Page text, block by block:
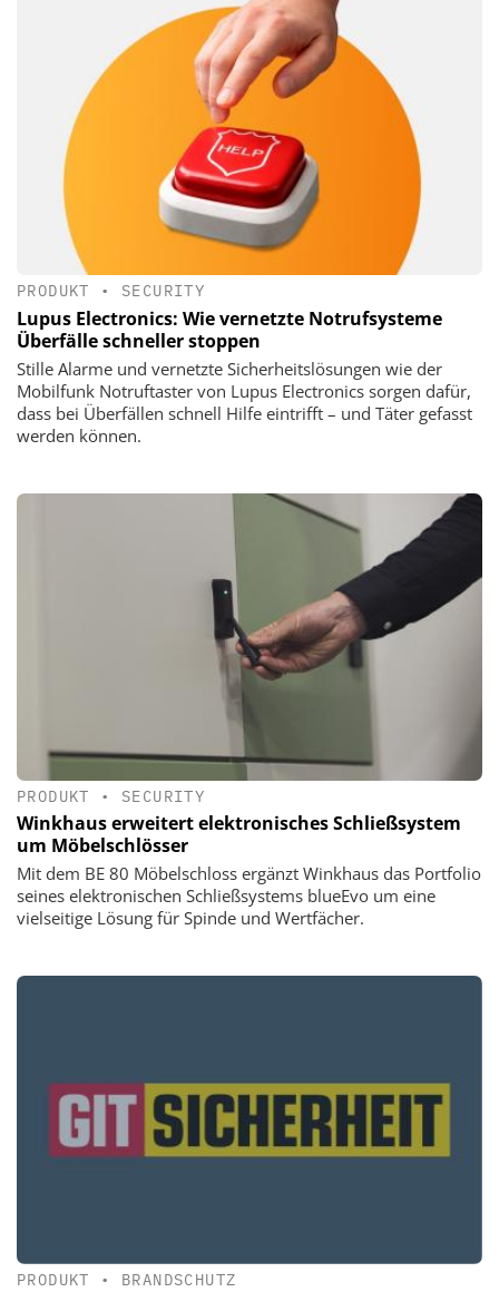
PRODUKT • SECURITY
Lupus Electronics: Wie vernetzte Notrufsysteme
Überfälle schneller stoppen
Stille Alarme und vernetzte Sicherheitslösungen wie der
Mobilfunk Notruftaster von Lupus Electronics sorgen dafür,
dass bei Überfällen schnell Hilfe eintrifft – und Täter gefasst
werden können.
PRODUKT • SECURITY
Winkhaus erweitert elektronisches Schließsystem
um Möbelschlösser
Mit dem BE 80 Möbelschloss ergänzt Winkhaus das Portfolio
seines elektronischen Schließsystems blueEvo um eine
vielseitige Lösung für Spinde und Wertfächer.
PRODUKT • BRANDSCHUTZ